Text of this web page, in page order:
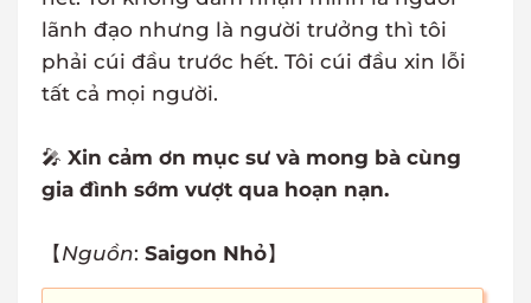
lãnh đạo nhưng là người trưởng thì tôi
phải cúi đầu trước hết. Tôi cúi đầu xin lỗi
tất cả mọi người.
🎤 Xin cảm ơn mục sư và mong bà cùng
gia đình sớm vượt qua hoạn nạn.
【 Nguồn: Saigon Nhỏ】